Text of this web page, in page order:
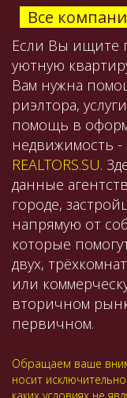
Все
Если Вы ищите
уютную
Вам нужна
риэлтора,
помощь в
недвижимость -
REALTORS.SU.
данные
городе,
напрямую от
которые
двух,
или
вторичном
первичном.
Обращаем ваше
носит
каких условиях не